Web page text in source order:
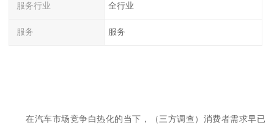
服务行业 全行业
服务 服务
在汽车市场竞争白热化的当下， （ 三方调查） 消费者需求早已